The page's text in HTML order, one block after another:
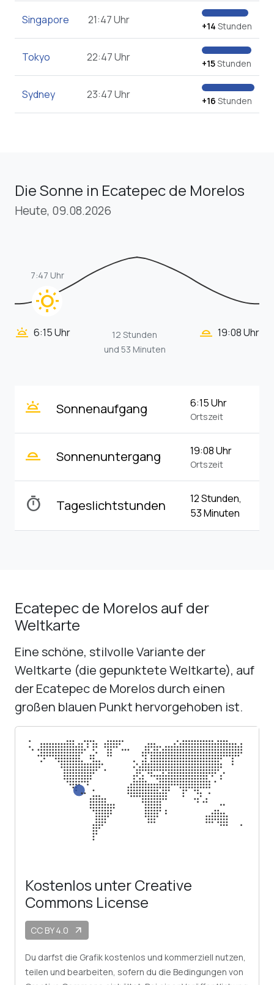
Singapore 21:47 Uhr +14 Stunden
Tokyo 22:47 Uhr +15Stunden
Sydney 23:47 Uhr +16 Stunden
Die Sonne in Ecatepec de Morelos
Heute, 09.08.2026
wb_sunny
7:47 Uhr
wb_twilight 6:15 Uhr
12 Stunden
und 53 Minuten
wb_twilight_2 19:08 Uhr
wb_twilight Sonnenaufgang 6:15 Uhr
Ortszeit
wb_twilight_2 Sonnenuntergang 19:08 Uhr
Ortszeit
timer Tageslichtstunden
12 Stunden,
53 Minuten
Ecatepec de Morelos auf der
Weltkarte
Eine schöne, stilvolle Variante der
Weltkarte (die gepunktete Weltkarte), auf
der Ecatepec de Morelos durch einen
großen blauen Punkt hervorgehoben ist.
Kostenlos unter Creative
Commons License
CC BY 4.0 arrow_outward
Du darfst die Grafik kostenlos und kommerziell nutzen,
teilen und bearbeiten, sofern du die Bedingungen von